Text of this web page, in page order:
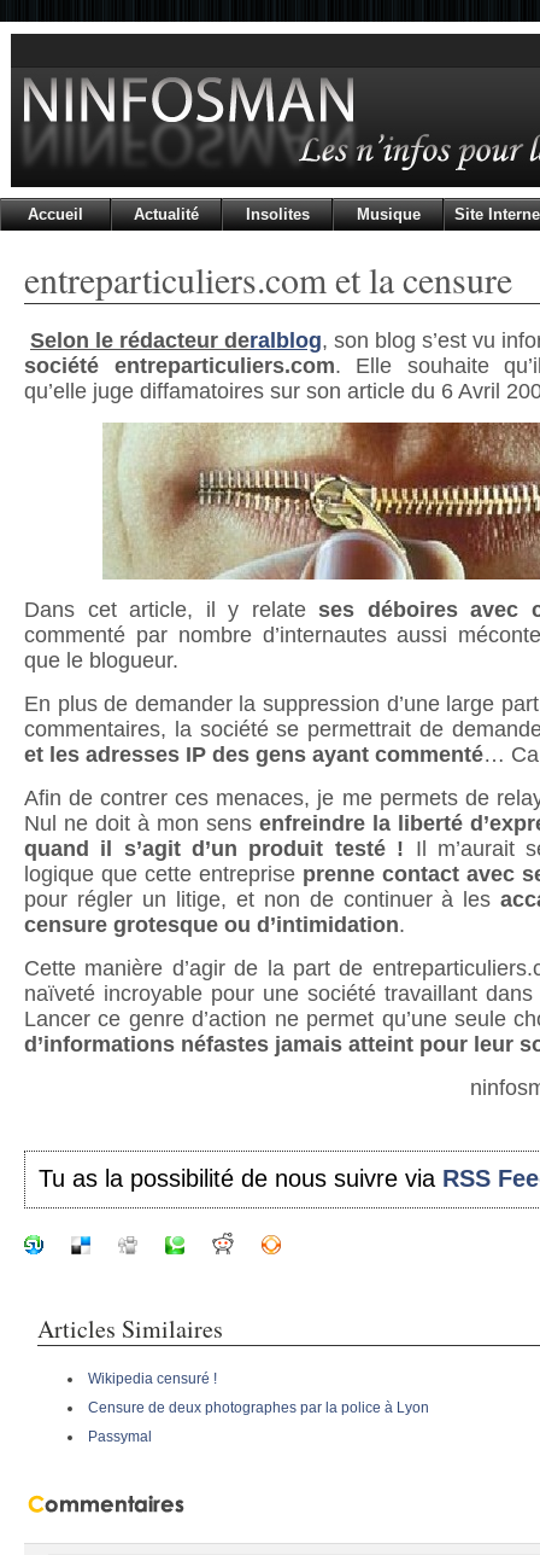
Accueil Actualité Insolites Musique Site
entreparticuliers.com et la censure
Selon le rédacteur deralblog, son blog s’est vu
société entreparticuliers.com. Elle souhaite
qu’elle juge diffamatoires sur son article du 6 Avril
Dans cet article, il y relate ses déboires avec
commenté par nombre d’internautes aussi
que le blogueur.
En plus de demander la suppression d’une large
commentaires, la société se permettrait de
et les adresses IP des gens ayant commenté… Ca
Afin de contrer ces menaces, je me permets de
Nul ne doit à mon sens enfreindre la liberté
quand il s’agit d’un produit testé ! Il m’aurait
logique que cette entreprise prenne contact avec
pour régler un litige, et non de continuer à les
censure grotesque ou d’intimidation.
Cette manière d’agir de la part de
naïveté incroyable pour une société travaillant dans
Lancer ce genre d’action ne permet qu’une seule
d’informations néfastes jamais atteint pour leur
Tu as la possibilité de nous suivre via RSS
Articles Similaires
Wikipedia censuré !
Censure de deux photographes par la police à Lyon
Passymal